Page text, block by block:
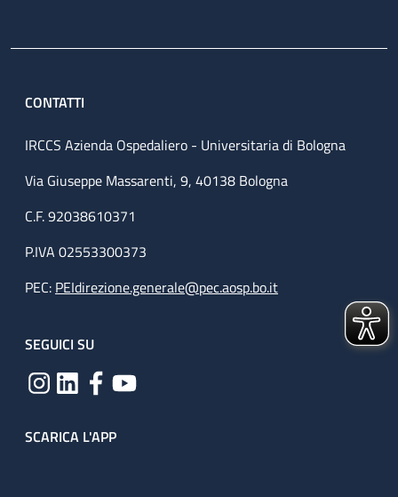
CONTATTI
IRCCS Azienda Ospedaliero - Universitaria di Bologna
Via Giuseppe Massarenti, 9, 40138 Bologna
C.F. 92038610371
P.IVA 02553300373
PEC: PEIdirezione.generale@pec.aosp.bo.it
SEGUICI SU
SCARICA L'APP